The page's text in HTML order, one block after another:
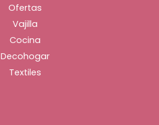
Ofertas
Vajilla
Cocina
Decohogar
Textiles